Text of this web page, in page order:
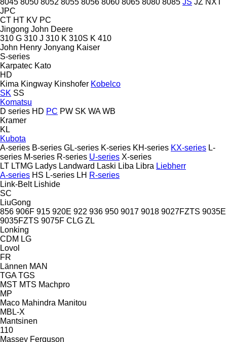
JPC
CT HT KV PC
Jingong John Deere
310 G 310 J 310 K 310S K 410
John Henry Jonyang Kaiser
S-series
Karpatec Kato
HD
Kima Kingway Kinshofer Kobelco
SK SS
Komatsu
D series HD PC PW SK WA WB
Kramer
KL
Kubota
A-series B-series GL-series K-series KH-series KX-series L-
series M-series R-series U-series X-series
LT LTMG Ladys Landward Laski Liba Libra Liebherr
A-series HS L-series LH R-series
Link-Belt Lishide
SC
LiuGong
856 906F 915 920E 922 936 950 9017 9018 9027FZTS 9035E
9035FZTS 9075F CLG ZL
Lonking
CDM LG
Lovol
FR
Lännen MAN
TGA TGS
MST MTS Machpro
MP
Maco Mahindra Manitou
MBL-X
Mantsinen
110
Massey Ferguson